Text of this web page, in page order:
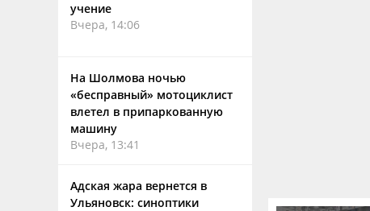
учение
Вчера, 14:06
На Шолмова ночью
«бесправный» мотоциклист
влетел в припаркованную
машину
Вчера, 13:41
Адская жара вернется в
Ульяновск: синоптики